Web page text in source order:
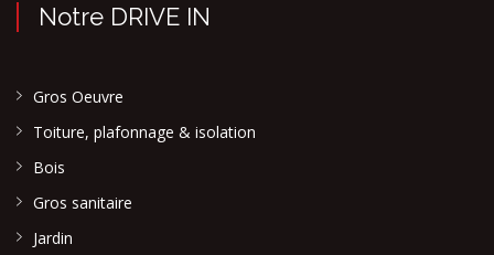
Notre DRIVE IN
Gros Oeuvre
Toiture, plafonnage & isolation
Bois
Gros sanitaire
Jardin